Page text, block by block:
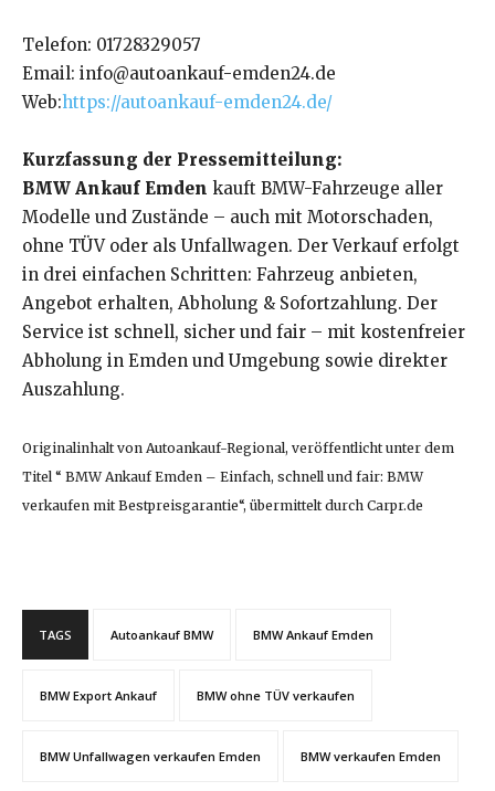
Telefon: 01728329057
Email: info@autoankauf-emden24.de
Web:https://autoankauf-emden24.de/
Kurzfassung der Pressemitteilung:
BMW Ankauf Emden kauft BMW-Fahrzeuge aller
Modelle und Zustände – auch mit Motorschaden,
ohne TÜV oder als Unfallwagen. Der Verkauf erfolgt
in drei einfachen Schritten: Fahrzeug anbieten,
Angebot erhalten, Abholung & Sofortzahlung. Der
Service ist schnell, sicher und fair – mit kostenfreier
Abholung in Emden und Umgebung sowie direkter
Auszahlung.
Originalinhalt von Autoankauf-Regional, veröffentlicht unter dem
Titel “ BMW Ankauf Emden – Einfach, schnell und fair: BMW
verkaufen mit Bestpreisgarantie“, übermittelt durch Carpr.de
TAGS Autoankauf BMW BMW Ankauf Emden
BMW Export Ankauf BMW ohne TÜV verkaufen
BMW Unfallwagen verkaufen Emden BMW verkaufen Emden